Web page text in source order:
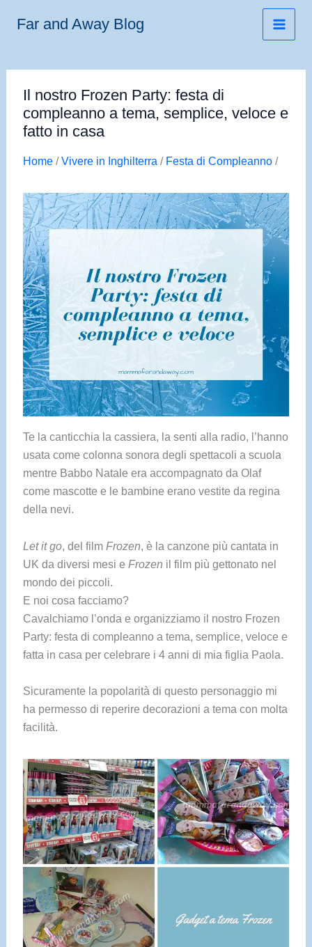
Far and Away Blog
Il nostro Frozen Party: festa di
compleanno a tema, semplice, veloce e
fatto in casa
Home/Vivere in Inghilterra / Festa di Compleanno/
Te la canticchia la cassiera, la senti alla radio, l’hanno
usata come colonna sonora degli spettacoli a scuola
mentre Babbo Natale era accompagnato da Olaf
come mascotte e le bambine erano vestite da regina
della nevi.
Let it go, del film Frozen, è la canzone più cantata in
UK da diversi mesi e Frozen il film più gettonato nel
mondo dei piccoli.
E noi cosa facciamo?
Cavalchiamo l’onda e organizziamo il nostro Frozen
Party: festa di compleanno a tema, semplice, veloce e
fatta in casa per celebrare i 4 anni di mia figlia Paola.
Sicuramente la popolarità di questo personaggio mi
ha permesso di reperire decorazioni a tema con molta
facilità.